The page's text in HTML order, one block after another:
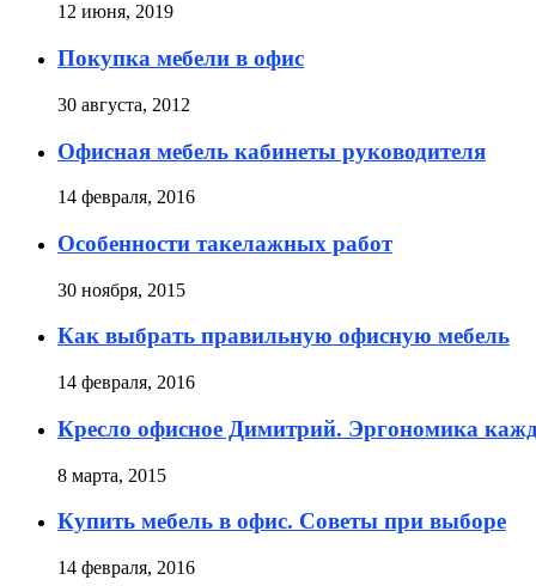
12 июня, 2019
Покупка мебели в офис
30 августа, 2012
Офисная мебель кабинеты руководителя
14 февраля, 2016
Особенности такелажных работ
30 ноября, 2015
Как выбрать правильную офисную мебель
14 февраля, 2016
Кресло офисное Димитрий. Эргономика
8 марта, 2015
Купить мебель в офис. Советы при выборе
14 февраля, 2016